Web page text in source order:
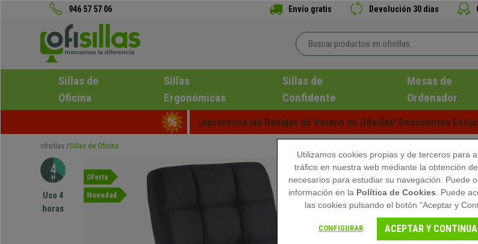
946 57 57 06 Envío gratis Devolución 30 días
Sillas de
Oficina
Sillas
Ergonómicas
Sillas de
Confidente
Mesas de
Ordenador
¡Aprovecha las Rebajas de Verano en Ofisillas! Descuentos
ofisillas Sillas de Oficina
Uso 4
horas
Oferta
Novedad
Utilizamos cookies propias y de terceros para
tráfico en nuestra web mediante la obtención
necesarios para estudiar su navegación. Puede
información en la Política de Cookies . Puede
las cookies pulsando el botón "Aceptar y
CONFIGURAR ACEPTAR Y